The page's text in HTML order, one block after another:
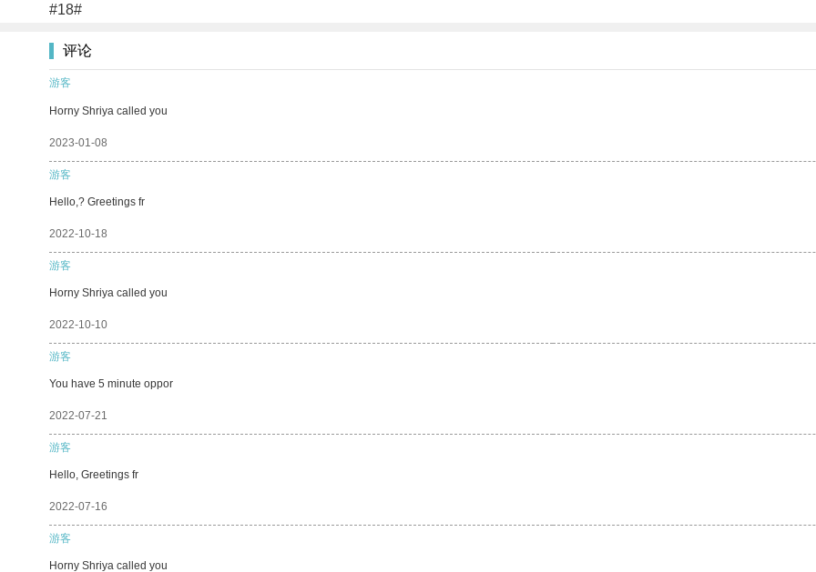
#18#
评论
游客
Horny Shriya called you
2023-01-08
游客
Hello,? Greetings fr
2022-10-18
游客
Horny Shriya called you
2022-10-10
游客
You have 5 minute oppor
2022-07-21
游客
Hello, Greetings fr
2022-07-16
游客
Horny Shriya called you